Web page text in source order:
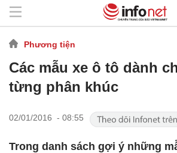
Phương tiện
Các mẫu xe ô tô dành
từng phân khúc
02/01/2016 - 08:55
Trong danh sách gợi ý những